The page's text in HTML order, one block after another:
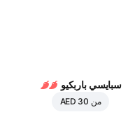
سبايسي باربكيو
من AED 30